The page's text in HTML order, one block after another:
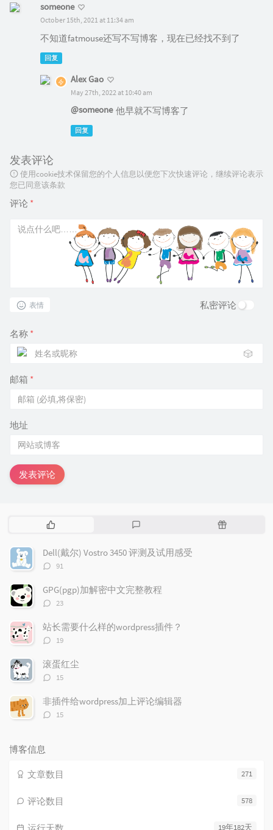
someone
October 15th, 2021 at 11:34 am
不知道fatmouse还写不写博客，现在已经找不到了
回复
Alex Gao
May 27th, 2022 at 10:40 am
@someone 他早就不写博客了
回复
发表评论
使用cookie技术保留您的个人信息以便您下次快速评论，继续评论表示
您已同意该条款
评论 *
表情 私密评论
名称 *
🎲
邮箱 *
地址
发表评论
热
文
章
评
随
Dell(戴尔) Vostro 3450 评测及试用感受
评
数：
91
GPG(pgp)加解密中文完整教程
评
数：
23
站长需要什么样的wordpress插件？
评
数：
19
滚蛋红尘
评
数：
15
非插件给wordpress加上评论编辑器
评
15
博客信息
271
文章数目
578
评论数目
19年182天